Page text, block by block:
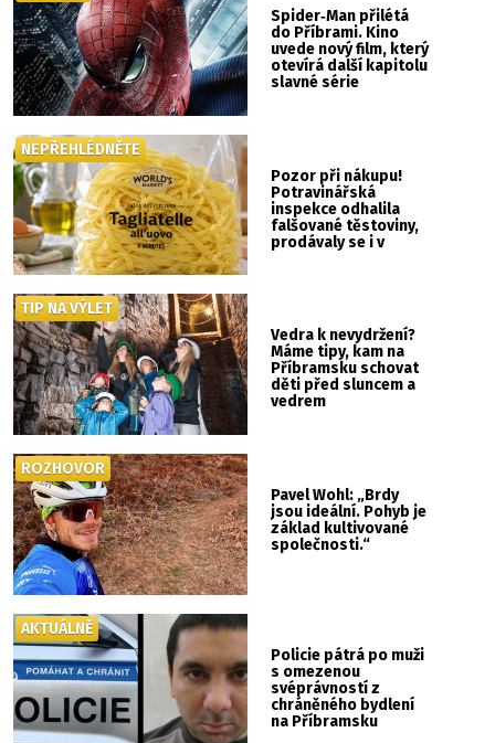
Spider‑Man přilétá
do Příbrami. Kino
uvede nový film, který
otevírá další kapitolu
slavné série
Pozor při nákupu!
Potravinářská
inspekce odhalila
falšované těstoviny,
prodávaly se i v
NEPŘEHLÉDNĚTE
Vedra k nevydržení?
Máme tipy, kam na
Příbramsku schovat
děti před sluncem a
vedrem
TIP NA VÝLET
Pavel Wohl: „Brdy
jsou ideální. Pohyb je
základ kultivované
společnosti.“
ROZHOVOR
Policie pátrá po muži
s omezenou
svéprávností z
chráněného bydlení
na Příbramsku
AKTUÁLNĚ